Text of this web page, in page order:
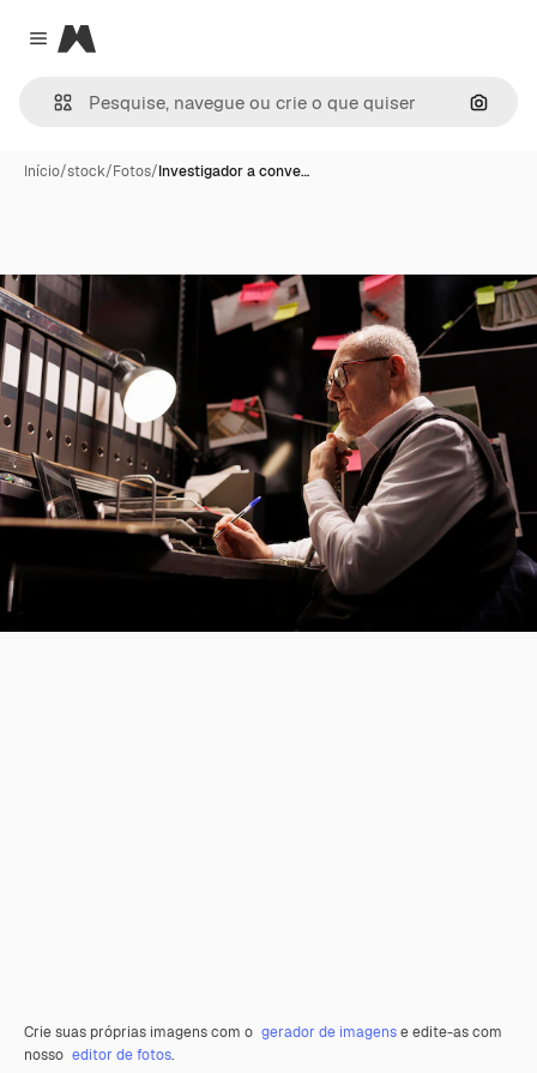
Close menu
Magnific
Início/stock/Fotos/Investigador a conve…
Crie suas próprias imagens com o gerador de imagense edite-as com
nosso editor de fotos.